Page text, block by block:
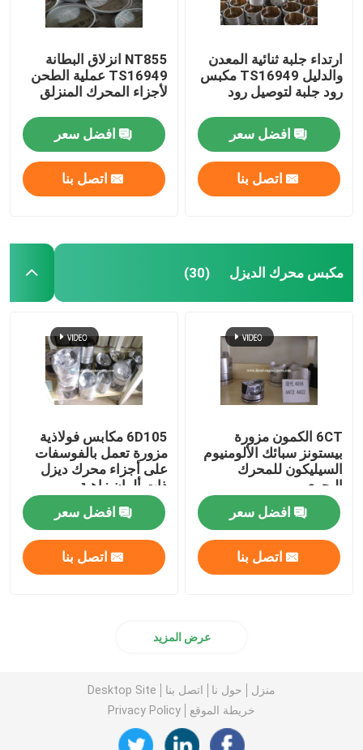
ارتداء جلبة ثنائية المعدن
والدليل TS16949 مكبس
رود جلبة لتوصيل رود
افضل سعر
اتصل بنا
NT855 انزلاق البطانة
TS16949 عملية الطحن
لأجزاء المحرك المنزلق
افضل سعر
اتصل بنا
مكبس محرك الديزل (30)
6CT الكمون مزورة
بيستونز سبائك الألومنيوم
السيليكون للمحرك
البحري
افضل سعر
اتصل بنا
6D105 مكابس فولاذية
مزورة تعمل بالفوسفات
على أجزاء محرك ديزل
ذات ألوان زاهية
افضل سعر
اتصل بنا
عرض المزيد
منزل حول نا اتصل بنا
Desktop Site
خريطة الموقع
Privacy Policy